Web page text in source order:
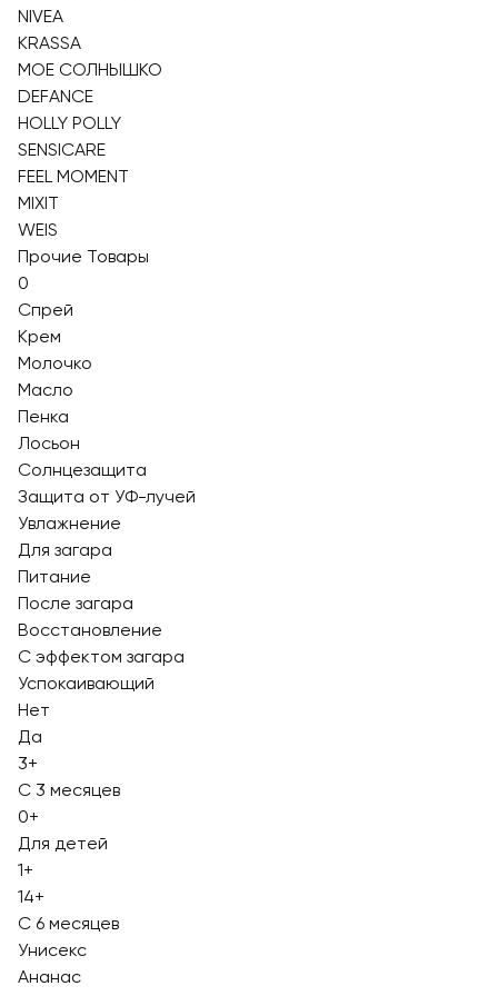
NIVEA
KRASSA
МОЕ СОЛНЫШКО
DEFANCE
HOLLY POLLY
SENSICARE
FEEL MOMENT
MIXIT
WEIS
Прочие Товары
0
Спрей
Крем
Молочко
Масло
Пенка
Лосьон
Солнцезащита
Защита от УФ-лучей
Увлажнение
Для загара
Питание
После загара
Восстановление
С эффектом загара
Успокаивающий
Нет
Да
3+
С 3 месяцев
0+
Для детей
1+
14+
С 6 месяцев
Унисекс
Ананас